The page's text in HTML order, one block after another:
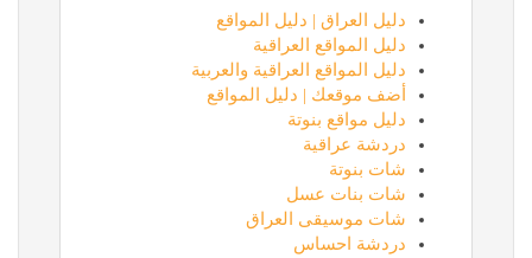
دليل العراق | دليل المواقع
دليل المواقع العراقية
دليل المواقع العراقية والعربية
أضف موقعك | دليل المواقع
دليل مواقع بنوتة
دردشة عراقية
شات بنوتة
شات بنات عسل
شات موسيقى العراق
دردشة احساس